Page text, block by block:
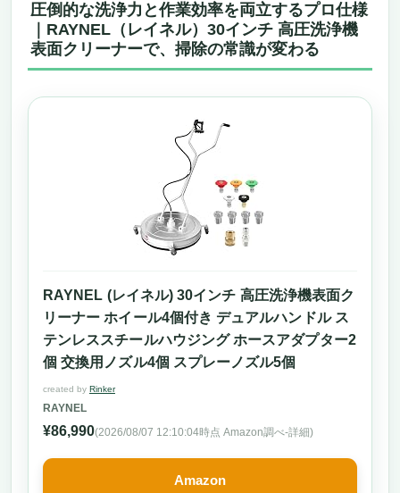
圧倒的な洗浄力と作業効率を両立するプロ仕様
｜RAYNEL（レイネル）30インチ 高圧洗浄機
表面クリーナーで、掃除の常識が変わる
RAYNEL (レイネル) 30インチ 高圧洗浄機表面ク
リーナー ホイール4個付き デュアルハンドル ス
テンレススチールハウジング ホースアダプター2
個 交換用ノズル4個 スプレーノズル5個
created by Rinker
RAYNEL
¥86,990(2026/08/07 12:10:04時点 Amazon調べ-詳細)
Amazon